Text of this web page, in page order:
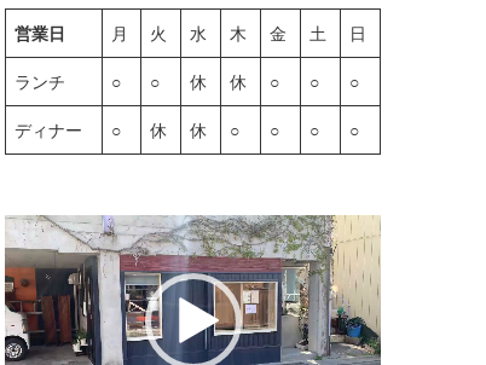
営業日 月 火 水 木 金 土 日
ランチ ○ ○ 休 休 ○ ○ ○
ディナー ○ 休 休 ○ ○ ○ ○
動
画
プ
レ
ー